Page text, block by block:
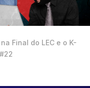
na Final do LEC e o K-